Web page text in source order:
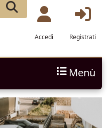
Accedi Registrati
Menù